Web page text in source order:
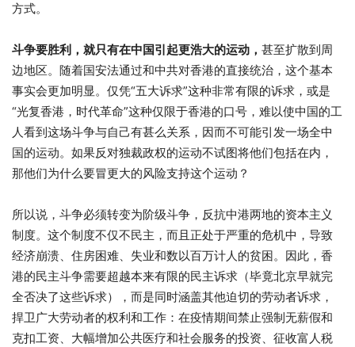
方式。
斗争要胜利，就只有在中国引起更浩大的运动， 甚至扩散到周
边地区。随着国安法通过和中共对香港的直接统治，这个基本
事实会更加明显。仅凭“五大诉求”这种非常有限的诉求，或是
“光复香港，时代革命”这种仅限于香港的口号，难以使中国的工
人看到这场斗争与自己有甚么关系，因而不可能引发一场全中
国的运动。如果反对独裁政权的运动不试图将他们包括在内，
那他们为什么要冒更大的风险支持这个运动？
所以说，斗争必须转变为阶级斗争，反抗中港两地的资本主义
制度。这个制度不仅不民主，而且正处于严重的危机中，导致
经济崩溃、住房困难、失业和数以百万计人的贫困。因此，香
港的民主斗争需要超越本来有限的民主诉求（毕竟北京早就完
全否决了这些诉求），而是同时涵盖其他迫切的劳动者诉求，
捍卫广大劳动者的权利和工作：在疫情期间禁止强制无薪假和
克扣工资、大幅增加公共医疗和社会服务的投资、征收富人税